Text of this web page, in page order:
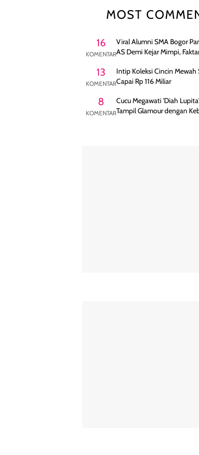
MOST
16
KOMENTAR
Viral Alumni SMA Bogor
AS Demi Kejar Mimpi,
13
KOMENTAR
Intip Koleksi Cincin Mewah
Capai Rp 116 Miliar
8
KOMENTAR
Cucu Megawati 'Diah
Tampil Glamour dengan